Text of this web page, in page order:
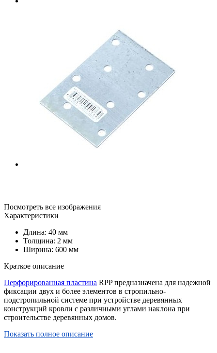
Посмотреть все изображения
Характеристики
Длина: 40 мм
Толщина: 2 мм
Ширина: 600 мм
Краткое описание
Перфорированная пластина RPP предназначена для надежной
фиксации двух и более элементов в стропильно-
подстропильной системе при устройстве деревянных
конструкций кровли с различными углами наклона при
строительстве деревянных домов.
Показать полное описание